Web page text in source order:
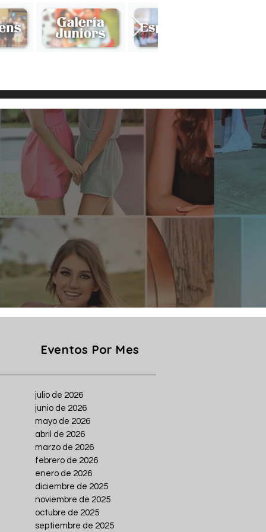
DE JAROCHA
Eventos Por Mes
julio de 2026
junio de 2026
mayo de 2026
abril de 2026
marzo de 2026
febrero de 2026
enero de 2026
diciembre de 2025
noviembre de 2025
octubre de 2025
septiembre de 2025